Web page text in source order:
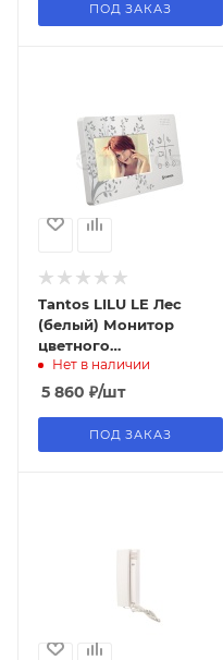
ПОД ЗАКАЗ
Tantos LILU LE Лес
(белый) Монитор
цветного
видеодомофона ,
экран 4.3 дюймов
Нет в наличии
5 860 ₽/шт
ПОД ЗАКАЗ